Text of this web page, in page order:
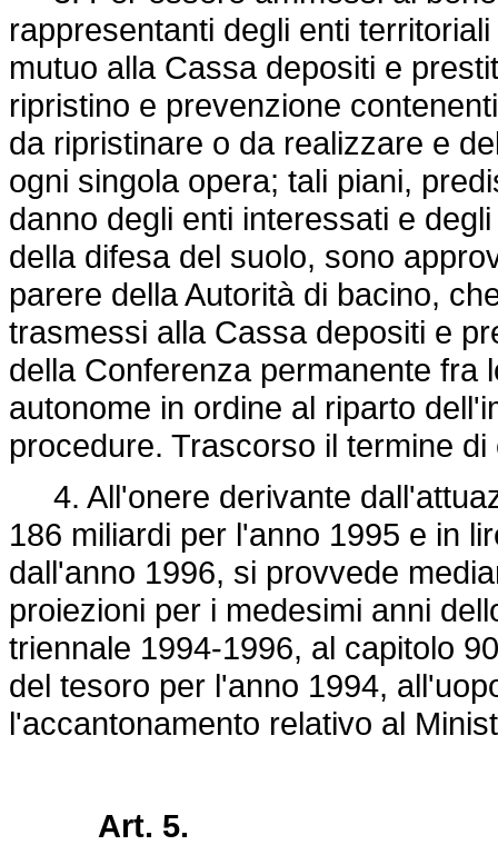
rappresentanti degli enti
mutuo alla Cassa depositi e
ripristino e prevenzione
da ripristinare o da realizzare e
ogni singola opera; tali piani,
danno degli enti interessati e
della difesa del suolo, sono
parere della Autorità di bacino,
trasmessi alla Cassa depositi e
della Conferenza permanente fra
autonome in ordine al riparto
procedure. Trascorso il termine
4. All'onere derivante
186 miliardi per l'anno 1995 e in
dall'anno 1996, si provvede
proiezioni per i medesimi anni
triennale 1994-1996, al capitolo
del tesoro per l'anno 1994,
l'accantonamento relativo al
Art. 5.